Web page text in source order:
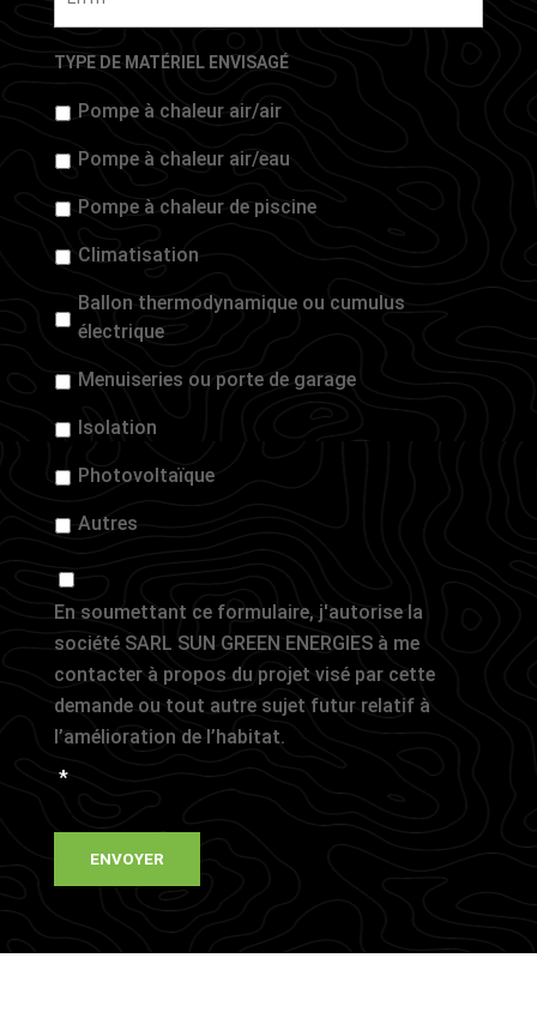
TYPE DE MATÉRIEL ENVISAGÉ
Pompe à chaleur air/air
Pompe à chaleur air/eau
Pompe à chaleur de piscine
Climatisation
Ballon thermodynamique ou cumulus
électrique
Menuiseries ou porte de garage
Isolation
Photovoltaïque
Autres
Consent
En soumettant ce formulaire, j'autorise la
société SARL SUN GREEN ENERGIES à me
contacter à propos du projet visé par cette
demande ou tout autre sujet futur relatif à
l’amélioration de l’habitat.
*
CAPTCHA
ENVOYER